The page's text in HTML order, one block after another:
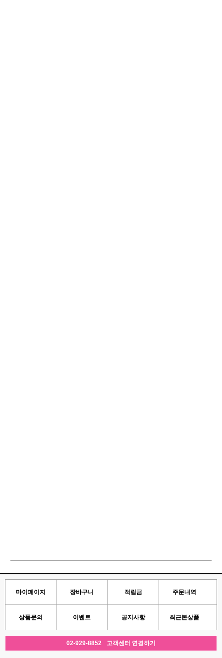
마이페이지 장바구니 적립금 주문내역
상품문의 이벤트 공지사항 최근본상품
02-929-8852 고객센터 연결하기